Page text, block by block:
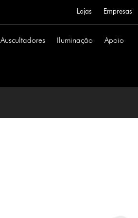
Lojas Empresas
Auscultadores Iluminação Apoio